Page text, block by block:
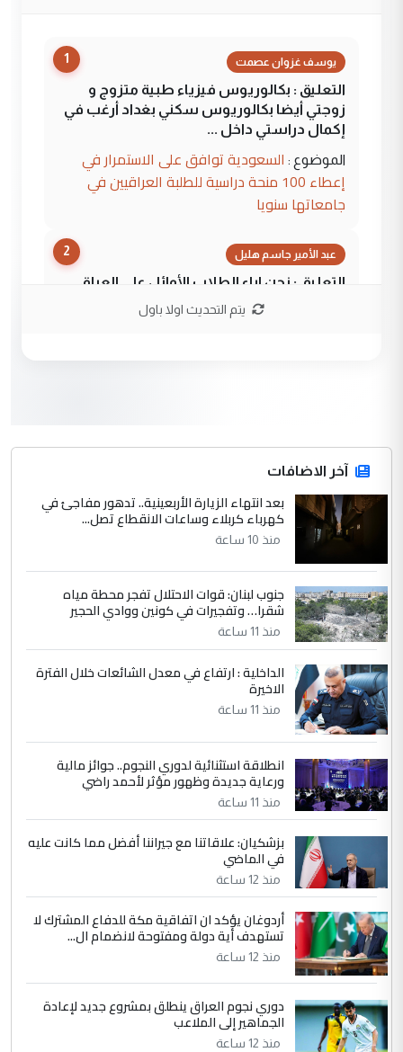
1 يوسف غزوان عصمت
التعليق : بكالوريوس فيزياء طبية متزوج و
زوجتي أيضا بكالوريوس سكني بغداد أرغب في
إكمال دراستي داخل ...
الموضوع : السعودية توافق على الاستمرار في
إعطاء 100 منحة دراسية للطلبة العراقيين في
جامعاتها سنويا
2 عبد الأمير جاسم هليل
التعليق : نحن اباء الطلاب الأوائل على العراق
نتشرف بلقاء السيد احمد الصافي في العتبات
التعليق : قرار مستعجل جدا ولامصلحة فيه
للوزاره ولا للمواطن القرار الصائب يكون بعد
الاستماع للمدير ومغرفة ...
الموضوع :
وزير الصحة يعفي مدير مستشفى الكرخ
العام في بغداد
4 سردار
التعليق : واحد من عصابة علي ماما يسقط
جنسية الرافد الثالث للعراق ومن اصول عريقة
ابا فرات ...
الموضوع :
الجواهري يرد على صدام حسين سل
مضجعيك يابن الزنا (نص كامل)
5 سردار
التعليق : واحد من عصابة علي ماما يسقط
جنسية الرافد الثالث للعراق ومن اصول عريقة
الموضوع :
الجواهري يرد على صدام حسين سل
مضجعيك يابن الزنا (نص كامل)
يتم التحديث اولا باول
آخر الاضافات
بعد انتهاء الزيارة الأربعينية.. تدهور مفاجئ في
كهرباء كربلاء وساعات الانقطاع تصل...
منذ 10 ساعة
جنوب لبنان: قوات الاحتلال تفجر محطة مياه
شقرا… وتفجيرات في كونين ووادي الحجير
منذ 11 ساعة
الداخلية : ارتفاع في معدل الشائعات خلال الفترة
الاخيرة
منذ 11 ساعة
انطلاقة استثنائية لدوري النجوم.. جوائز مالية
ورعاية جديدة وظهور مؤثر لأحمد راضي
منذ 11 ساعة
بزشكيان: علاقاتنا مع جيراننا أفضل مما كانت عليه
في الماضي
منذ 12 ساعة
أردوغان يؤكد ان اتفاقية مكة للدفاع المشترك لا
تستهدف أية دولة ومفتوحة لانضمام ال...
منذ 12 ساعة
دوري نجوم العراق ينطلق بمشروع جديد لإعادة
الجماهير إلى الملاعب
منذ 12 ساعة